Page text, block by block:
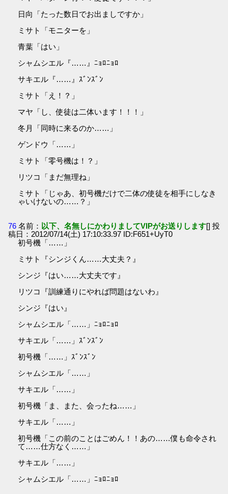
日向「たった数日でお出ましですか」
ミサト「モニターを」
青葉「はい」
シャムシエル『……』ﾆｮﾛﾆｮﾛ
サキエル『……』ｽﾞﾝｽﾞﾝ
ミサト「え！？」
マヤ「し、使徒は二体います！！！」
冬月「同時に来るのか……」
ゲンドウ「……」
ミサト「零号機は！？」
リツコ「まだ無理ね」
ミサト「じゃあ、初号機だけで二体の使徒を相手にしなき
ゃいけないの……？」
76 名前： 以下、名無しにかわりましてVIPがお送りします[] 投
稿日：2012/07/14(土) 17:10:33.97 ID:F651+UyT0
初号機「……」
ミサト『シンジくん……大丈夫？』
シンジ『はい……大丈夫です』
リツコ『訓練通りにやれば問題はないわ』
シンジ『はい』
シャムシエル「……」ﾆｮﾛﾆｮﾛ
サキエル「……」ｽﾞﾝｽﾞﾝ
初号機「……」ｽﾞﾝｽﾞﾝ
シャムシエル「……」
サキエル「……」
初号機「ま、また、会ったね……」
サキエル「……」
初号機「この前のことはごめん！！あの……僕も命令され
て……仕方なく……」
サキエル「……」
シャムシエル「……」ﾆｮﾛﾆｮﾛ